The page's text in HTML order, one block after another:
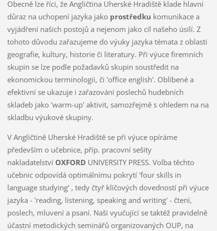
Obecně lze říci, že Angličtina Uherské Hradiště klade hlavní
důraz na uchopení jazyka jako prostředku komunikace a
vyjádření našich postojů a nejenom jako cíl našeho úsilí. Z
tohoto důvodu zařazujeme do výuky jazyka témata z oblasti
geografie, kultury, historie či literatury. Při výuce firemních
skupin se lze podle požadavků skupin soustředit na
ekonomickou terminologii, či 'office english'. Oblíbené a
efektivní se ukazuje i zařazování poslechů hudebních
skladeb jako 'warm-up' aktivit, samozřejmě s ohledem na na
skladbu výukové skupiny.
V Angličtině Uherské Hradiště se při výuce opíráme
především o učebnice, příp. pracovní sešity
nakladatelství OXFORD UNIVERSITY PRESS. Volba těchto
učebnic odpovídá optimálnímu pokrytí 'four skills in
language studying' , tedy čtyř klíčových dovedností při výuce
jazyka - 'reading, listening, speaking and writing' - čtení,
poslech, mluvení a psaní. Naši vyučující se taktéž pravidelně
účastní metodických seminářů organizovaných OUP, na